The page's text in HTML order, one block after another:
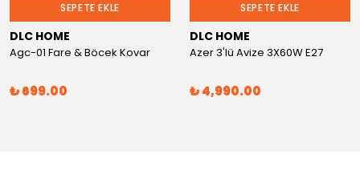
SEPETE EKLE
DLC HOME
Agc-01 Fare & Böcek Kovar
₺ 699.00
SEPETE EKLE
DLC HOME
Azer 3'lü Avize 3X60W E27
₺ 4,990.00